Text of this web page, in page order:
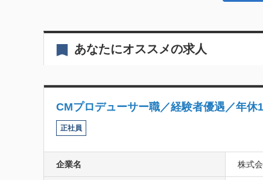
あなたにオススメの求人
CMプロデューサー職／経験者優遇／年休
正社員
企業名 株式